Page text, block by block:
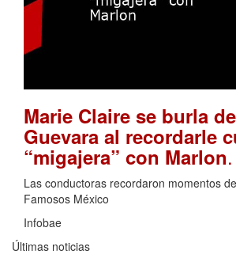
Marie Claire se burla
Guevara al recordarle
“migajera” con Marlon
Las conductoras recordaron momentos
Famosos México
Infobae
Últimas noticias